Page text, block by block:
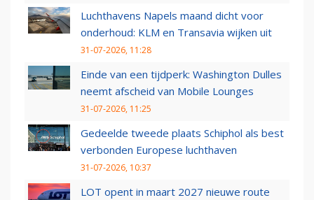
Luchthavens Napels maand dicht voor
onderhoud: KLM en Transavia wijken uit
31-07-2026, 11:28
Einde van een tijdperk: Washington Dulles
neemt afscheid van Mobile Lounges
31-07-2026, 11:25
Gedeelde tweede plaats Schiphol als best
verbonden Europese luchthaven
31-07-2026, 10:37
LOT opent in maart 2027 nieuwe route